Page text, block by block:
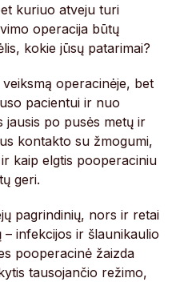
kuriuo atveju turi
operacija būtų
kokie jūsų patarimai?
operacinėje, bet
pacientui ir nuo
jausis po pusės metų ir
kontakto su žmogumi,
kaip elgtis pooperaciniu
geri.
pagrindinių, nors ir retai
– infekcijos ir šlaunikaulio
pooperacinė žaizda
tausojančio režimo,